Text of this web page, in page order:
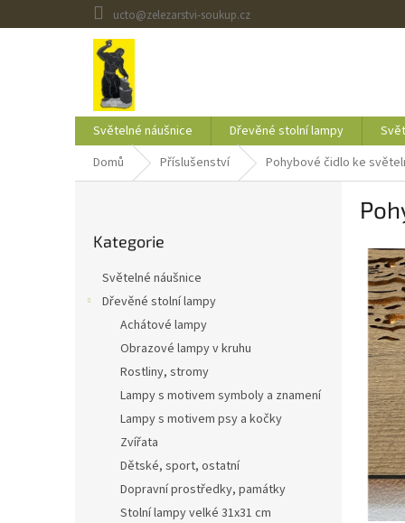
na
ucto@zelezarstvi-soukup.cz
Světelné náušnice Dřevěné stolní lampy
Domů
Příslušenství Pohybové čidlo ke
kategorie
Kategorie
Světelné náušnice
Dřevěné stolní lampy
Achátové lampy
Obrazové lampy v kruhu
Rostliny, stromy
Lampy s motivem symboly a znamení
Lampy s motivem psy a kočky
Zvířata
Dětské, sport, ostatní
Dopravní prostředky, památky
Stolní lampy velké 31x31 cm